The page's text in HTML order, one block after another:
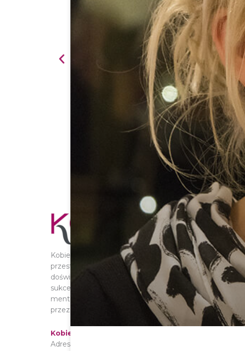
Kobieta Przedsiębiorcza.com jest wirtualną
przestrzenią, która służy wymianie informacji i
doświadczeń. Według nas kluczem do
sukcesu są: networking – współpraca i
mentoring – najstarsza metoda uczenia ludzi
przez ludzi.
KobietaPrzedsiębiorcza.com
Adres: ul. Dyliżansowa 1